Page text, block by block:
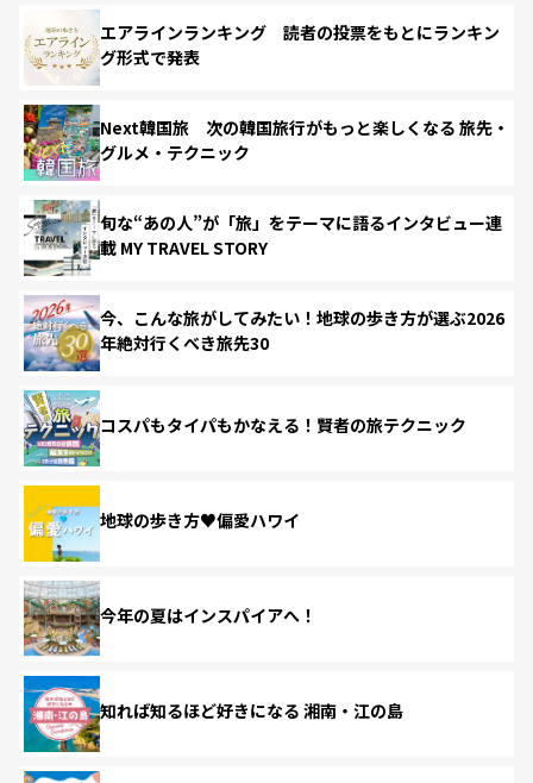
エアラインランキング 読者の投票をもとにランキン
グ形式で発表
Next韓国旅 次の韓国旅行がもっと楽しくなる 旅先・
グルメ・テクニック
旬な“あの人”が「旅」をテーマに語るインタビュー連
載 MY TRAVEL STORY
今、こんな旅がしてみたい！地球の歩き方が選ぶ2026
年絶対行くべき旅先30
コスパもタイパもかなえる！賢者の旅テクニック
地球の歩き方♥偏愛ハワイ
今年の夏はインスパイアへ！
知れば知るほど好きになる 湘南・江の島